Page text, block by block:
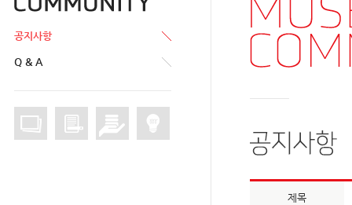
공지사항
Q & A
제목